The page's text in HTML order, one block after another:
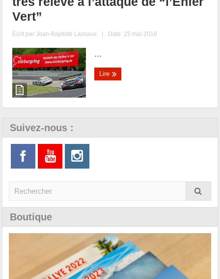
Vert”
Écrit parJean-Baptiste Lassaux | Date: 25 mai 2016
...
Lire
Suivez-nous :
Boutique